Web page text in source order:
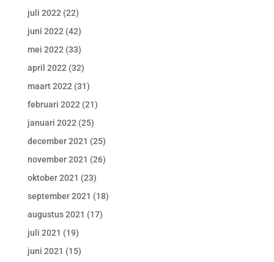
juli 2022 (22)
juni 2022 (42)
mei 2022 (33)
april 2022 (32)
maart 2022 (31)
februari 2022 (21)
januari 2022 (25)
december 2021 (25)
november 2021 (26)
oktober 2021 (23)
september 2021 (18)
augustus 2021 (17)
juli 2021 (19)
juni 2021 (15)